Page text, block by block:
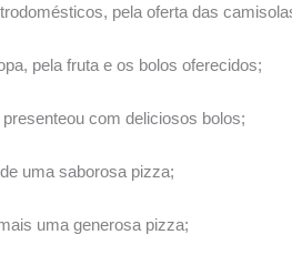
pela oferta das
pela fruta e os bolos oferecidos;
com deliciosos bolos;
uma saborosa pizza;
uma generosa pizza;